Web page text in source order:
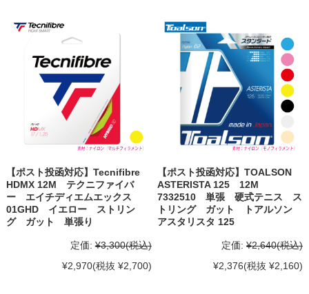
【ポスト投函対応】Tecnifibre
HDMX 12M テクニファイバ
ー エイチディエムエックス
01GHD イエロー ストリン
グ ガット 単張り
定価: ¥3,300(税込)
¥2,970(税抜 ¥2,700)
【ポスト投函対応】TOALSON
ASTERISTA 125 12M
7332510 単張 硬式テニス ス
トリング ガット トアルソン
アスタリスタ 125
定価: ¥2,640(税込)
¥2,376(税抜 ¥2,160)